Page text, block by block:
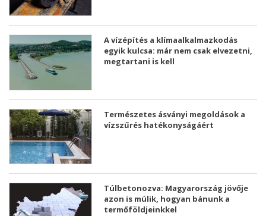
A vízépítés a klímaalkalmazkodás
egyik kulcsa: már nem csak elvezetni,
megtartani is kell
Természetes ásványi megoldások a
vízszűrés hatékonyságáért
Túlbetonozva: Magyarország jövője
azon is múlik, hogyan bánunk a
termőföldjeinkkel